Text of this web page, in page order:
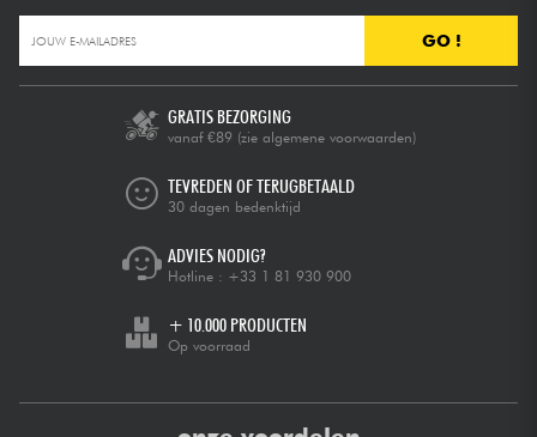
GO !
GRATIS BEZORGING
vanaf €89 (zie algemene voorwaarden)
TEVREDEN OF TERUGBETAALD
30 dagen bedenktijd
ADVIES NODIG?
Hotline : +33 1 81 930 900
+ 10.000 PRODUCTEN
Op voorraad